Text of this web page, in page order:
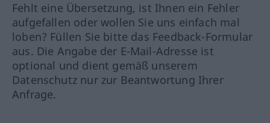
Fehlt eine Übersetzung, ist Ihnen ein Fehler
aufgefallen oder wollen Sie uns einfach mal
loben? Füllen Sie bitte das Feedback-Formular
aus. Die Angabe der E-Mail-Adresse ist
optional und dient gemäß unserem
Datenschutz nur zur Beantwortung Ihrer
Anfrage.